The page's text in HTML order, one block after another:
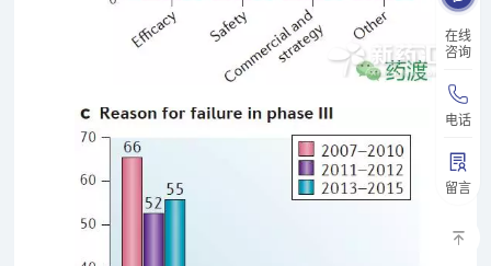
在线
咨询
电话
留言